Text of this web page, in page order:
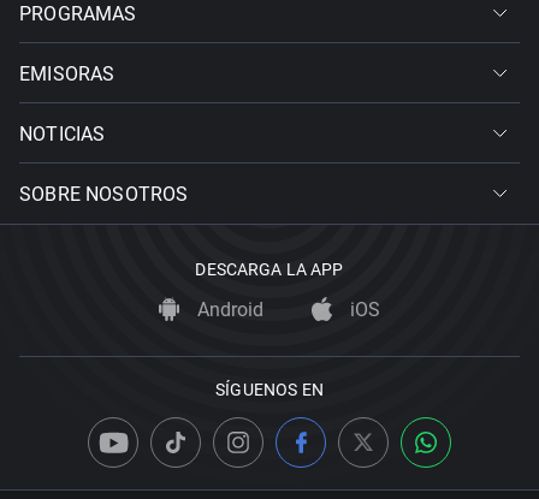
PROGRAMAS
EMISORAS
NOTICIAS
SOBRE NOSOTROS
DESCARGA LA APP
Android iOS
SÍGUENOS EN